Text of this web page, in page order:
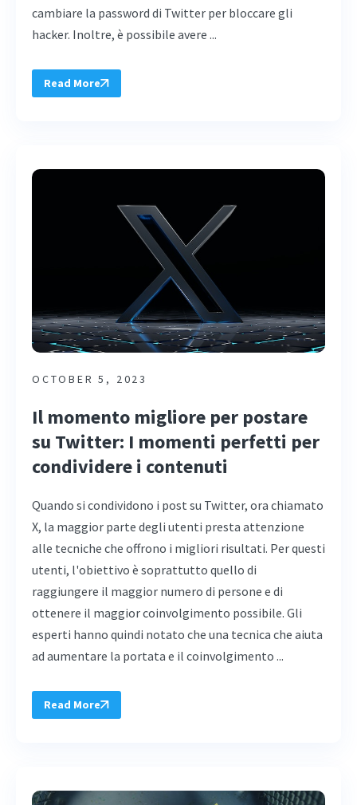
cambiare la password di Twitter per bloccare gli
hacker. Inoltre, è possibile avere ...
Read More
OCTOBER 5, 2023
Il momento migliore per postare
su Twitter: I momenti perfetti per
condividere i contenuti
Quando si condividono i post su Twitter, ora chiamato
X, la maggior parte degli utenti presta attenzione
alle tecniche che offrono i migliori risultati. Per questi
utenti, l'obiettivo è soprattutto quello di
raggiungere il maggior numero di persone e di
ottenere il maggior coinvolgimento possibile. Gli
esperti hanno quindi notato che una tecnica che aiuta
ad aumentare la portata e il coinvolgimento ...
Read More